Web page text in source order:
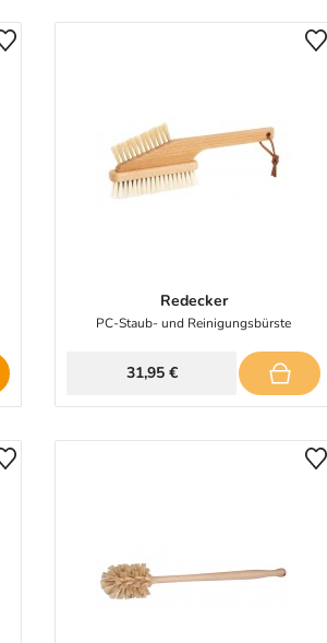
Redecker
PC-Staub- und Reinigungsbürste
31,95 €